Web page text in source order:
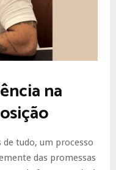
na
tudo, um processo
das promessas